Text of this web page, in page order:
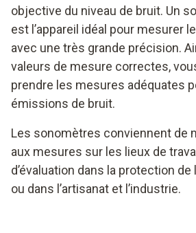
objective du niveau de bruit. Un
est l’appareil idéal pour mesurer
avec une très grande précision.
valeurs de mesure correctes,
prendre les mesures adéquates
émissions de bruit.
Les sonomètres conviennent de
aux mesures sur les lieux de
d’évaluation dans la protection de
ou dans l’artisanat et l’industrie.